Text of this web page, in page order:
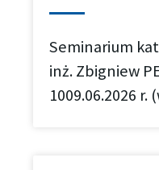
Seminarium
inż. Zbigniew
1009.06.2026